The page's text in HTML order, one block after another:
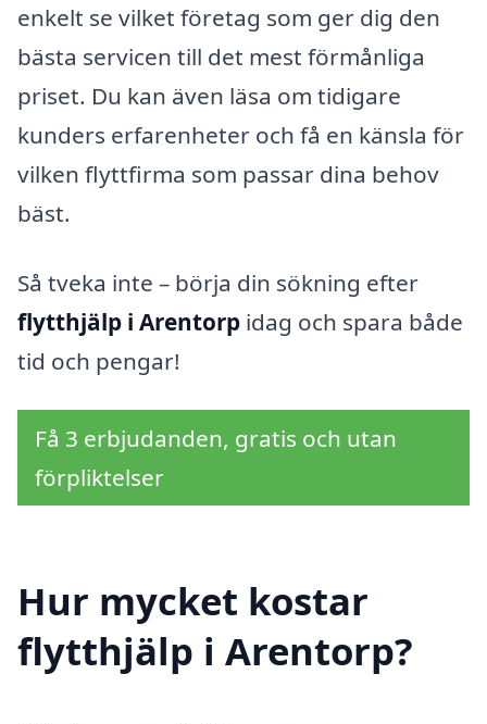
enkelt se vilket företag som ger dig den
bästa servicen till det mest förmånliga
priset. Du kan även läsa om tidigare
kunders erfarenheter och få en känsla för
vilken flyttfirma som passar dina behov
bäst.
Så tveka inte – börja din sökning efter
flytthjälp i Arentorp idag och spara både
tid och pengar!
Få 3 erbjudanden, gratis och utan
förpliktelser
Hur mycket kostar
flytthjälp i Arentorp?